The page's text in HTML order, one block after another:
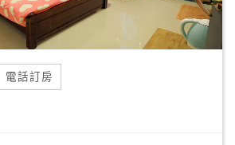
電話訂房